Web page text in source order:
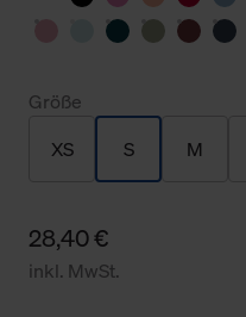
Größe
XS S M
28,40 €
inkl. MwSt.